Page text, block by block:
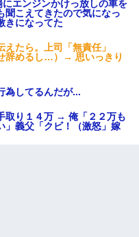
にエンジンかけっ放しの車を
聞こえてきたので気になっ
きになってた
たら。上司「無責任」
辞めるし…）→ 思いっきり
為してるんだが...
取り１４万 → 俺「２２万も
」義父「クビ！（激怒」嫁